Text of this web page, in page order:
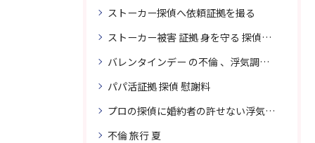
ストーカー探偵へ依頼証拠を撮る
ストーカー被害 証拠 身を守る 探偵に頼む
バレンタインデー の不倫 、浮気調査に強い探偵
パパ活証拠 探偵 慰謝料
プロの探偵に婚約者の許せない浮気、無料相談で解決
不倫 旅行 夏